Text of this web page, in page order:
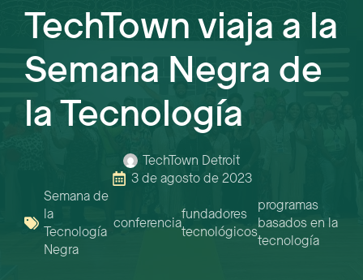
TechTown viaja a la
Semana Negra de
la Tecnología
TechTown Detroit
3 de agosto de 2023
Semana de
la
Tecnología
Negra
conferenciafundadores
tecnológicos
programas
basados en la
tecnología